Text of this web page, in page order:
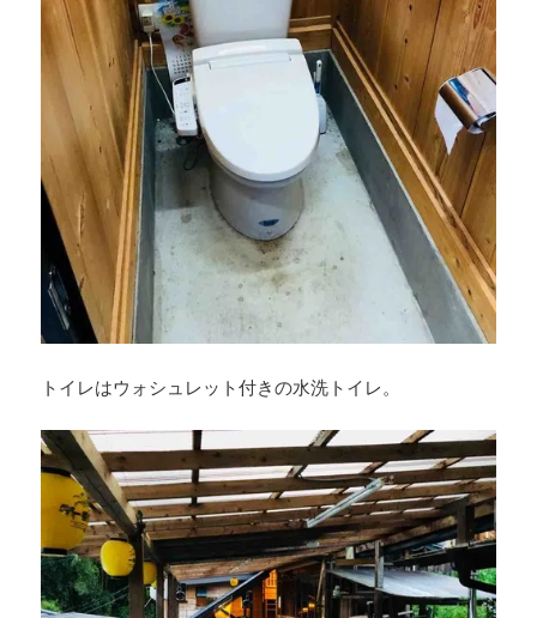
トイレはウォシュレット付きの水洗トイレ。